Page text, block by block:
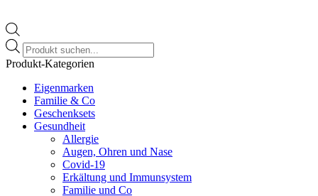
Products
search
Produkt-Kategorien
Eigenmarken
Familie & Co
Geschenksets
Gesundheit
Allergie
Augen, Ohren und Nase
Covid-19
Erkältung und Immunsystem
Familie und Co